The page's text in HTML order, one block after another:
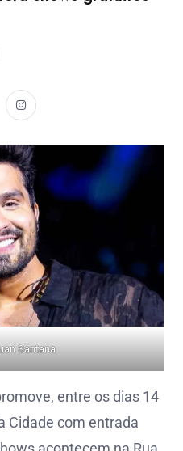
Santana
entre os dias 14
Cidade com entrada